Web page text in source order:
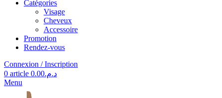
Catégories
Visage
Cheveux
Accessoire
Promotion
Rendez-vous
Connexion / Inscription
0 article د.م.0.00
Menu